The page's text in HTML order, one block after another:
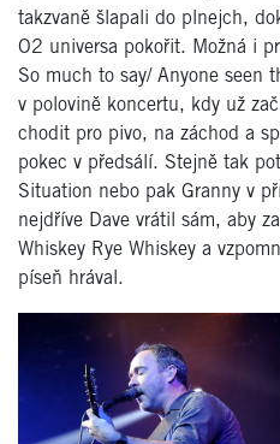
takzvaně šlapali do plnejch,
O2 universa pokořit. Možná i
So much to say/ Anyone seen
v polovině koncertu, kdy už
chodit pro pivo, na záchod a
pokec v předsálí. Stejně tak
Situation nebo pak Granny v
nejdříve Dave vrátil sám, aby
Whiskey Rye Whiskey a
píseň hrával.